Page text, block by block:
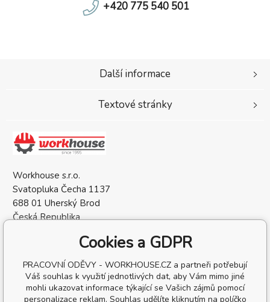
+420 775 540 501
Workhouse s.r.o.
Svatopluka Čecha 1137
688 01 Uherský Brod
Česká Republika
DIČ: CZ05568137
Další informace
Textové stránky
Cookies a GDPR
PRACOVNÍ ODĚVY - WORKHOUSE.CZ a partneři potřebují
Váš souhlas k využití jednotlivých dat, aby Vám mimo jiné
mohli ukazovat informace týkající se Vašich zájmů pomocí
personalizace reklam. Souhlas udělíte kliknutím na políčko